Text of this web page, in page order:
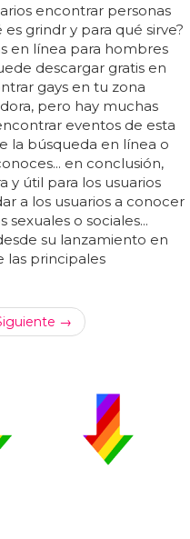
encontrar personas
grindr y para qué sirve?
en línea para hombres
descargar gratis en
gays en tu zona
pero hay muchas
eventos de esta
la búsqueda en línea o
en conclusión,
y útil para los usuarios
a los usuarios a conocer
o sociales...
su lanzamiento en
las principales
→